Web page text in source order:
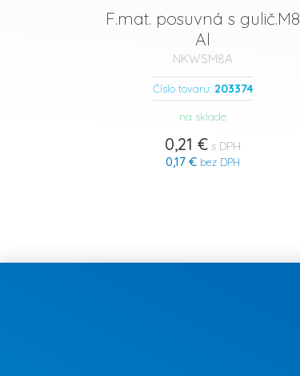
F.mat. posuvná s gulič.M8
Al
NKWSM8A
Číslo tovaru: 203374
na sklade
0,21 € s DPH
0,17 € bez DPH